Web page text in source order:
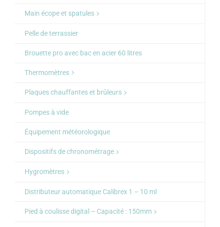
Main écope et spatules
Pelle de terrassier
Brouette pro avec bac en acier 60 litres
Thermomètres
Plaques chauffantes et brûleurs
Pompes à vide
Équipement météorologique
Dispositifs de chronométrage
Hygromètres
Distributeur automatique Calibrex 1 – 10 ml
Pied à coulisse digital – Capacité : 150mm